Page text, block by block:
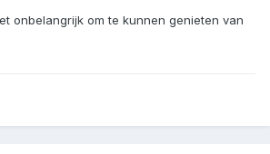
onbelangrijk om te kunnen genieten van